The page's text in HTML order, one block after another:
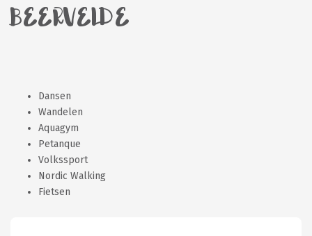
BEERVELDE
Dansen
Wandelen
Aquagym
Petanque
Volkssport
Nordic Walking
Fietsen